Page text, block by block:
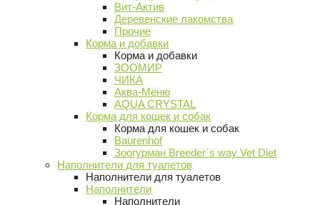
Вит-Актив
Деревенские лакомства
Прочие
Корма и добавки
Корма и добавки
ЗООМИР
ЧИКА
Аква-Меню
AQUA CRYSTAL
Корма для кошек и собак
Корма для кошек и собак
Baurenhof
Зоогурман Breeder`s way Vet Diet
Наполнители для туалетов
Наполнители для туалетов
Наполнители
Наполнители